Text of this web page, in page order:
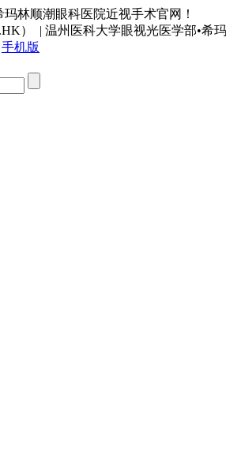
林顺潮眼科医院近视手术官网！
） | 温州医科大学眼视光医学部•希
手机版